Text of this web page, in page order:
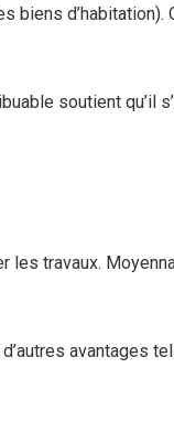
biens d’habitation).
soutient qu’il
les travaux.
avantages